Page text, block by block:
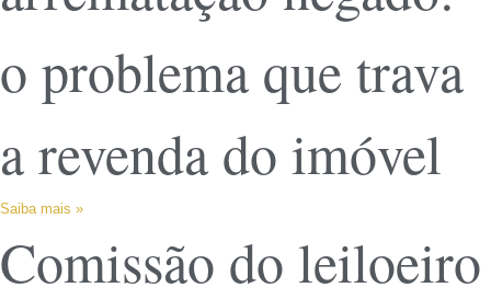
o problema que trava
a revenda do imóvel
Saiba mais »
Comissão do leiloeiro